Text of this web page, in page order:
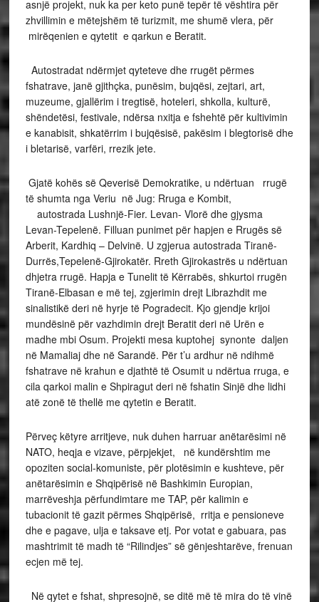
asnjë projekt, nuk ka per keto punë tepër të vështira për
zhvillimin e mëtejshëm të turizmit, me shumë vlera, për
mirëqenien e qytetit e qarkun e Beratit.
Autostradat ndërmjet qyteteve dhe rrugët përmes
fshatrave, janë gjithçka, punësim, bujqësi, zejtari, art,
muzeume, gjallërim i tregtisë, hoteleri, shkolla, kulturë,
shëndetësi, festivale, ndërsa nxitja e fshehtë për kultivimin
e kanabisit, shkatërrim i bujqësisë, pakësim i blegtorisë dhe
i bletarisë, varfëri, rrezik jete.
Gjatë kohës së Qeverisë Demokratike, u ndërtuan rrugë
të shumta nga Veriu në Jug: Rruga e Kombit,
autostrada Lushnjë-Fier. Levan- Vlorë dhe gjysma
Levan-Tepelenë. Filluan punimet për hapjen e Rrugës së
Arberit, Kardhiq – Delvinë. U zgjerua autostrada Tiranë-
Durrës,Tepelenë-Gjirokatër. Rreth Gjirokastrës u ndërtuan
dhjetra rrugë. Hapja e Tunelit të Kërrabës, shkurtoi rrugën
Tiranë-Elbasan e më tej, zgjerimin drejt Librazhdit me
sinalistikë deri në hyrje të Pogradecit. Kjo gjendje krijoi
mundësinë për vazhdimin drejt Beratit deri në Urën e
madhe mbi Osum. Projekti mesa kuptohej synonte daljen
në Mamaliaj dhe në Sarandë. Për t’u ardhur në ndihmë
fshatrave në krahun e djathtë të Osumit u ndërtua rruga, e
cila qarkoi malin e Shpiragut deri në fshatin Sinjë dhe lidhi
atë zonë të thellë me qytetin e Beratit.
Përveç këtyre arritjeve, nuk duhen harruar anëtarësimi në
NATO, heqja e vizave, përpjekjet, në kundërshtim me
opoziten social-komuniste, për plotësimin e kushteve, për
anëtarësimin e Shqipërisë në Bashkimin Europian,
marrëveshja përfundimtare me TAP, për kalimin e
tubacionit të gazit përmes Shqipërisë, rritja e pensioneve
dhe e pagave, ulja e taksave etj. Por votat e gabuara, pas
mashtrimit të madh të “Rilindjes” së gënjeshtarëve, frenuan
ecjen më tej.
Në qytet e fshat, shpresojnë, se ditë më të mira do të vinë